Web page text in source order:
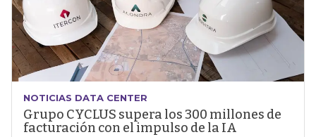
NOTICIAS DATA CENTER
Grupo CYCLUS supera los 300 millones de
facturación con el impulso de la IA